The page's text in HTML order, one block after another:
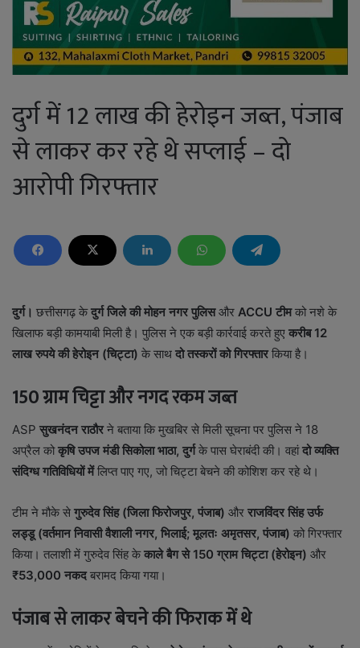
दुर्ग में 12 लाख की हेरोइन जब्त, पंजाब
से लाकर कर रहे थे सप्लाई – दो
आरोपी गिरफ्तार
दुर्ग। छत्तीसगढ़ केदुर्ग जिले की मोहन नगर पुलिसऔर ACCU टीमको नशे के
खिलाफ बड़ी कामयाबी मिली है। पुलिस ने एक बड़ी कार्रवाई करते हुए करीब 12
लाख रुपये की हेरोइन (चिट्टा) के साथ दो तस्करों को गिरफ्तारकिया है।
150 ग्राम चिट्टा और नगद रकम जब्त
ASP सुखनंदन राठौरने बताया कि मुखबिर से मिली सूचना पर पुलिस ने 18
अप्रैल कोकृषि उपज मंडी सिकोला भाठा, दुर्गके पास घेराबंदी की। वहांदो व्यक्ति
संदिग्ध गतिविधियों मेंलिप्त पाए गए, जो चिट्टा बेचने की कोशिश कर रहे थे।
टीम ने मौके से गुरुदेव सिंह (जिला फिरोजपुर, पंजाब) और राजविंदर सिंह उर्फ
लड्डू (वर्तमान निवासी वैशाली नगर, भिलाई; मूलतः अमृतसर, पंजाब) को गिरफ्तार
किया। तलाशी में गुरुदेव सिंह केकाले बैग से 150 ग्राम चिट्टा (हेरोइन) और
₹53,000 नकदबरामद किया गया।
पंजाब से लाकर बेचने की फिराक में थे